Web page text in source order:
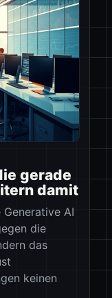
gerade
damit
AI
die
das
keinen